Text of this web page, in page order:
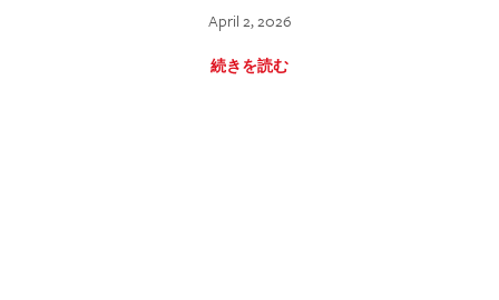
April 2, 2026
続きを読む